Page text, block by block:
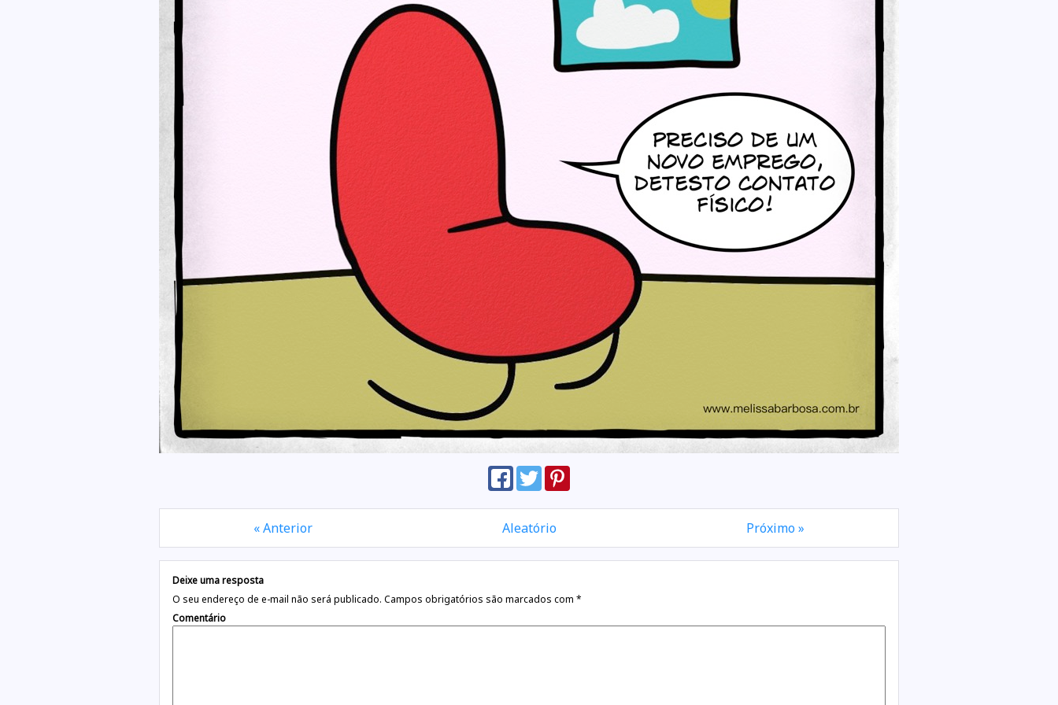
« Anterior Aleatório Próximo »
Deixe uma resposta
O seu endereço de e-mail não será publicado. Campos obrigatórios são marcados com *
Comentário